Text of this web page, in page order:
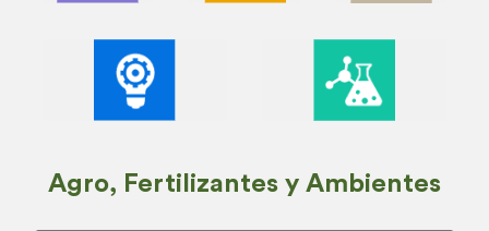
Agro, Fertilizantes y Ambientes